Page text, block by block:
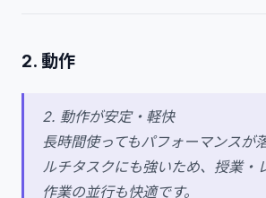
2. 動作
2. 動作が安定・軽快
長時間使ってもパフォーマンスが
ルチタスクにも強いため、授業・
作業の並行も快適です。